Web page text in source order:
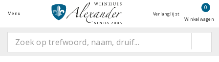
Menu Verlanglijst
0
Winkelwagen